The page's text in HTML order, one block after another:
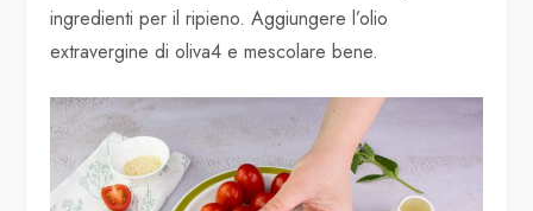
ingredienti per il ripieno. Aggiungere l’olio
extravergine di oliva4 e mescolare bene.